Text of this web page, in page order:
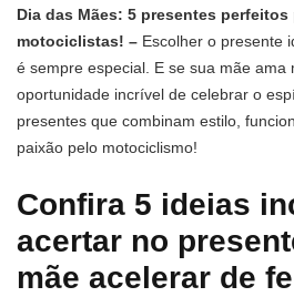
Dia das Mães: 5 presentes perfeitos
motociclistas! – Escolher o presente
é sempre especial. E se sua mãe ama
oportunidade incrível de celebrar o
presentes que combinam estilo,
paixão pelo motociclismo!
Confira 5 ideias
acertar no
mãe acelerar de